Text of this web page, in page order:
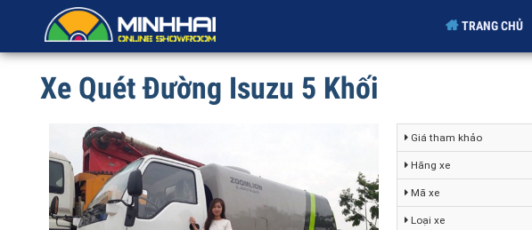
TRANG CHỦ
Xe Quét Đường Isuzu 5 Khối
Giá tham khảo
Hãng xe
Mã xe
Loại xe